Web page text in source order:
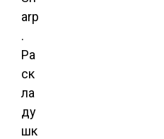
arp
.
Ра
ск
ла
ду
шк